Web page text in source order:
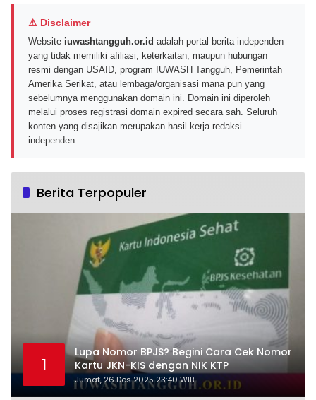
⚠ Disclaimer
Website iuwashtangguh.or.id adalah portal berita independen
yang tidak memiliki afiliasi, keterkaitan, maupun hubungan
resmi dengan USAID, program IUWASH Tangguh, Pemerintah
Amerika Serikat, atau lembaga/organisasi mana pun yang
sebelumnya menggunakan domain ini. Domain ini diperoleh
melalui proses registrasi domain expired secara sah. Seluruh
konten yang disajikan merupakan hasil kerja redaksi
independen.
Berita Terpopuler
1
Lupa Nomor BPJS? Begini Cara Cek Nomor
Kartu JKN-KIS dengan NIK KTP
Jumat, 26 Des 2025 23:40 WIB